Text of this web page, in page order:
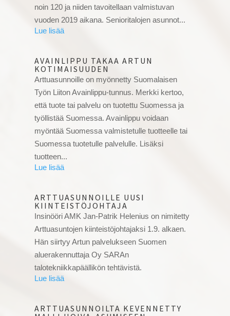
noin 120 ja niiden tavoitellaan valmistuvan
vuoden 2019 aikana. Senioritalojen asunnot...
AVAINLIPPU TAKAA ARTUN
KOTIMAISUUDEN
Arttuasunnoille on myönnetty Suomalaisen
Työn Liiton Avainlippu-tunnus. Merkki kertoo,
että tuote tai palvelu on tuotettu Suomessa ja
työllistää Suomessa. Avainlippu voidaan
myöntää Suomessa valmistetulle tuotteelle tai
Suomessa tuotetulle palvelulle. Lisäksi
tuotteen...
ARTTUASUNNOILLE UUSI
KIINTEISTÖJOHTAJA
Insinööri AMK Jan-Patrik Helenius on nimitetty
Arttuasuntojen kiinteistöjohtajaksi 1.9. alkaen.
Hän siirtyy Artun palvelukseen Suomen
aluerakennuttaja Oy SARAn
talotekniikkapäällikön tehtävistä.
ARTTUASUNNOILTA KEVENNETTY